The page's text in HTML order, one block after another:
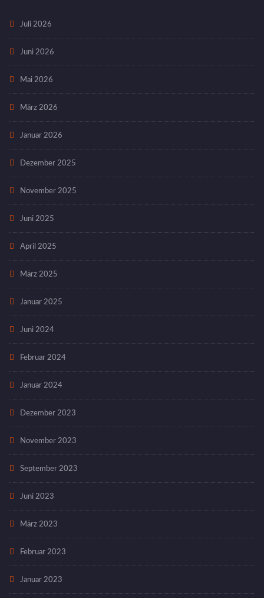
Juli 2026
Juni 2026
Mai 2026
März 2026
Januar 2026
Dezember 2025
November 2025
Juni 2025
April 2025
März 2025
Januar 2025
Juni 2024
Februar 2024
Januar 2024
Dezember 2023
November 2023
September 2023
Juni 2023
März 2023
Februar 2023
Januar 2023